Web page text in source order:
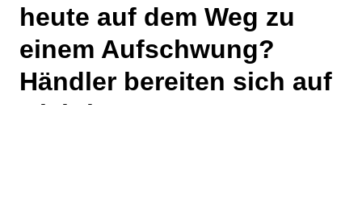
heute auf dem Weg zu
einem Aufschwung?
Händler bereiten sich auf
wichtige